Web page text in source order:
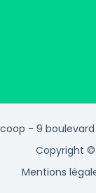
- 9
Copyright
Mentions